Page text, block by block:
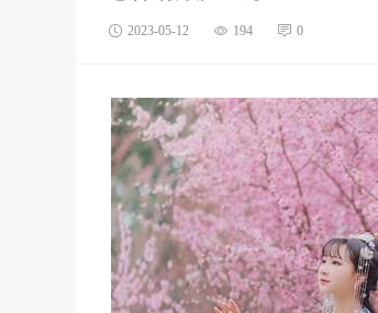
2023-05-12 194 0